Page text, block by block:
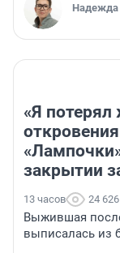
Надежда
«Я потерял
закрытии
13 часов 24 626
Выжившая
выписалась из